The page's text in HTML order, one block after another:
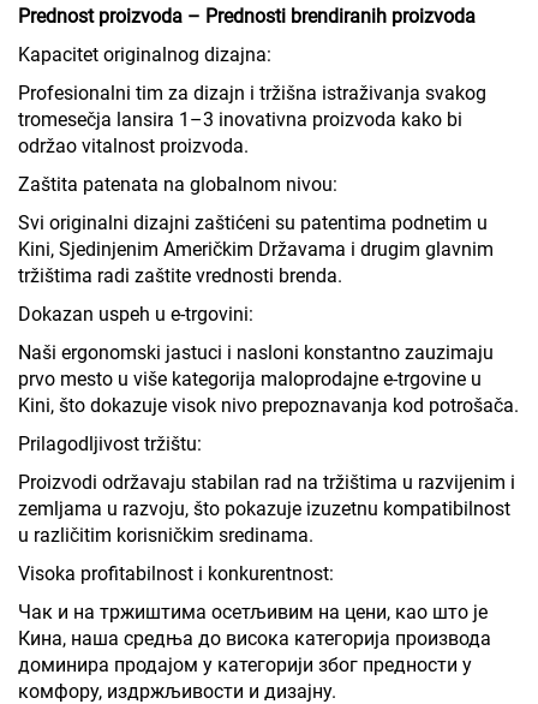
Prednost proizvoda – Prednosti brendiranih proizvoda
Kapacitet originalnog dizajna:
Profesionalni tim za dizajn i tržišna istraživanja svakog
tromesečja lansira 1–3 inovativna proizvoda kako bi
održao vitalnost proizvoda.
Zaštita patenata na globalnom nivou:
Svi originalni dizajni zaštićeni su patentima podnetim u
Kini, Sjedinjenim Američkim Državama i drugim glavnim
tržištima radi zaštite vrednosti brenda.
Dokazan uspeh u e-trgovini:
Naši ergonomski jastuci i nasloni konstantno zauzimaju
prvo mesto u više kategorija maloprodajne e-trgovine u
Kini, što dokazuje visok nivo prepoznavanja kod potrošača.
Prilagodljivost tržištu:
Proizvodi održavaju stabilan rad na tržištima u razvijenim i
zemljama u razvoju, što pokazuje izuzetnu kompatibilnost
u različitim korisničkim sredinama.
Visoka profitabilnost i konkurentnost:
Чак и на тржиштима осетљивим на цени, као што је
Кина, наша средња до висока категорија производа
доминира продајом у категорији због предности у
комфору, издржљивости и дизајну.